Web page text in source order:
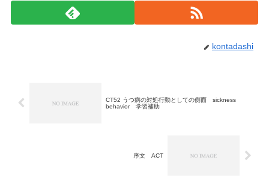
kontadashi
CT52 うつ病の対処行動としての側面 sickness
behavior 学習補助
序文 ACT